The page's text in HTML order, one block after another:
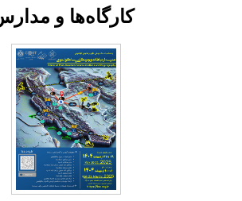
کارگاه‌ها و مدارس